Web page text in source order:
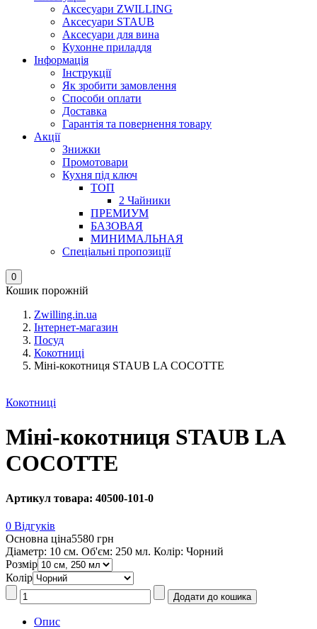
Аксесуари ZWILLING
Аксесуари STAUB
Аксесуари для вина
Кухонне приладдя
Інформація
Інструкції
Як зробити замовлення
Способи оплати
Доставка
Гарантія та повернення товару
Акції
Знижки
Промотовари
Кухня під ключ
ТОП
2 Чайники
ПРЕМИУМ
БАЗОВАЯ
МИНИМАЛЬНАЯ
Спеціальні пропозиції
0
Кошик порожній
Zwilling.in.ua
Інтернет-магазин
Посуд
Кокотниці
Міні-кокотниця STAUB LA COCOTTE
Кокотниці
Міні-кокотниця STAUB LA
COCOTTE
Артикул товара: 40500-101-0
0 Відгуків
Основна ціна5580 грн
Діаметр: 10 см. Об'єм: 250 мл. Колір: Чорний
Розмір
Колір
Опис